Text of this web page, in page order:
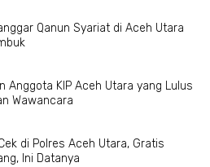
Qanun Syariat di Aceh Utara
Anggota KIP Aceh Utara yang Lulus
Wawancara
di Polres Aceh Utara, Gratis
Ini Datanya